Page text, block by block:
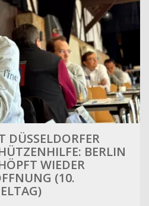
DÜSSELDORFER
BERLIN
WIEDER
(10.